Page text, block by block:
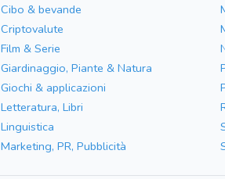
Cibo & bevande
Criptovalute
Film & Serie
Giardinaggio, Piante & Natura
Giochi & applicazioni
Letteratura, Libri
Linguistica
Marketing, PR, Pubblicità